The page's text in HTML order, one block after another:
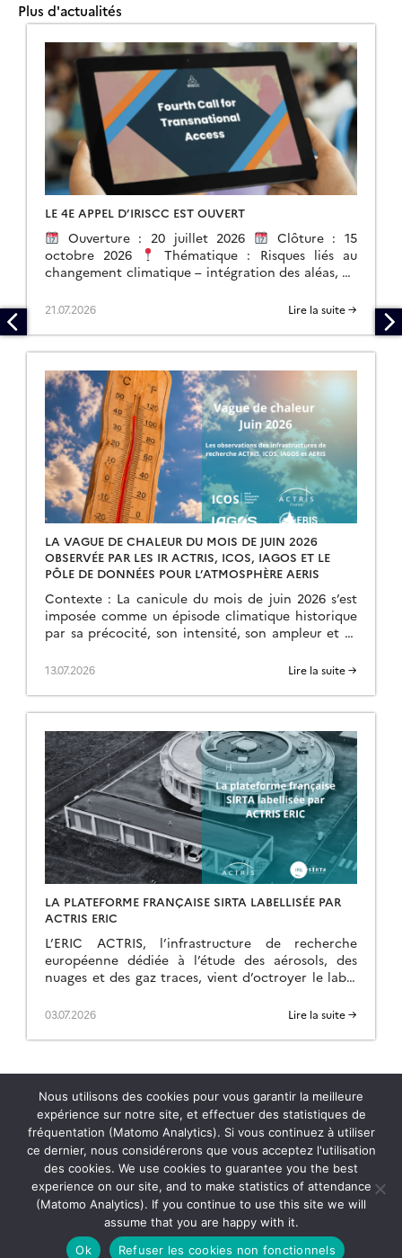
Plus d'actualités
LE 4E APPEL D’IRISCC EST OUVERT
Ouverture : 20 juillet 2026
Clôture : 15
octobre 2026
Thématique : Risques liés au
changement climatique – intégration des aléas, de
21.07.2026 Lire la suite →
LA VAGUE DE CHALEUR DU MOIS DE JUIN 2026
OBSERVÉE PAR LES IR ACTRIS, ICOS, IAGOS ET LE
PÔLE DE DONNÉES POUR L’ATMOSPHÈRE AERIS
Contexte : La canicule du mois de juin 2026 s’est
imposée comme un épisode climatique historique
par sa précocité, son intensité, son ampleur et sa
13.07.2026 Lire la suite →
LA PLATEFORME FRANÇAISE SIRTA LABELLISÉE PAR
ACTRIS ERIC
L’ERIC ACTRIS, l’infrastructure de recherche
européenne dédiée à l’étude des aérosols, des
nuages et des gaz traces, vient d’octroyer le label
au site […]
03.07.2026 Lire la suite →
Actualités
Nous utilisons des cookies pour vous garantir la meilleure
expérience sur notre site, et effectuer des statistiques de
fréquentation (Matomo Analytics). Si vous continuez à utiliser
ce dernier, nous considérerons que vous acceptez l'utilisation
des cookies. We use cookies to guarantee you the best
experience on our site, and to make statistics of attendance
(Matomo Analytics). If you continue to use this site we will
assume that you are happy with it.
Ok
Refuser les cookies non fonctionnels